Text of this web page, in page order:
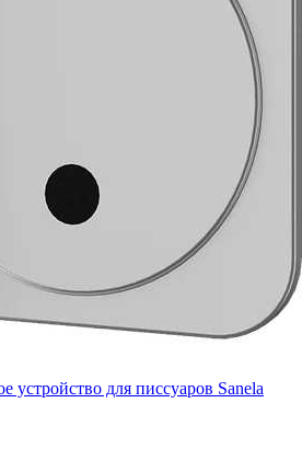
устройство для писсуаров Sanela